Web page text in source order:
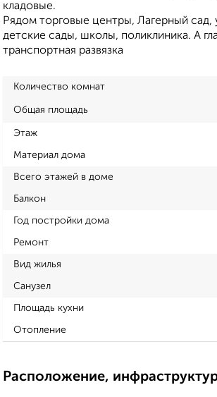
кладовые.
Рядом торговые центры, Лагерный сад,
детские сады, школы, поликлиника. А
транспортная развязка
Количество комнат
Общая площадь
Этаж
Материал дома
Всего этажей в доме
Балкон
Год постройки дома
Ремонт
Вид жилья
Санузел
Площадь кухни
Отопление
Расположение,